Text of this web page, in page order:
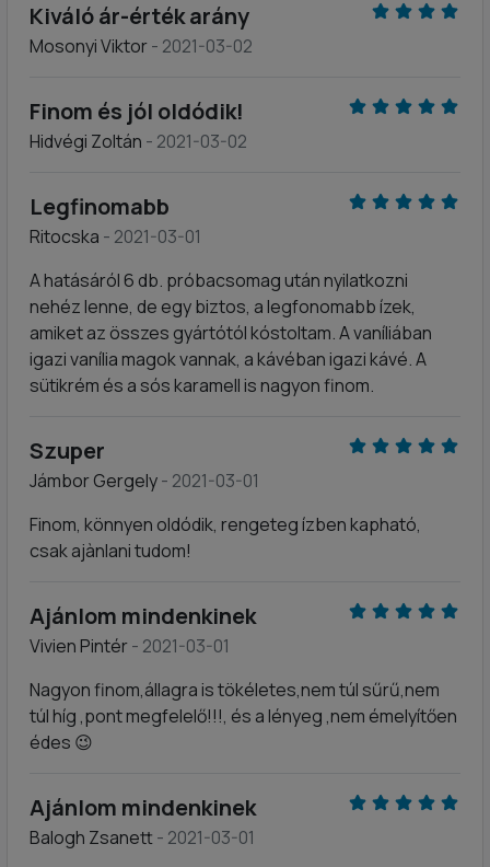
Kiváló ár-érték arány
Mosonyi Viktor- 2021-03-02
Finom és jól oldódik!
Hidvégi Zoltán - 2021-03-02
Legfinomabb
Ritocska - 2021-03-01
A hatásáról 6 db. próbacsomag után nyilatkozni
nehéz lenne, de egy biztos, a legfonomabb ízek,
amiket az összes gyártótól kóstoltam. A vaníliában
igazi vanília magok vannak, a kávéban igazi kávé. A
sütikrém és a sós karamell is nagyon finom.
Szuper
Jámbor Gergely- 2021-03-01
Finom, könnyen oldódik, rengeteg ízben kapható,
csak ajànlani tudom!
Ajánlom mindenkinek
Vivien Pintér- 2021-03-01
Nagyon finom,állagra is tökéletes,nem túl sűrű,nem
túl híg ,pont megfelelő!!!, és a lényeg ,nem émelyítően
édes 😉
Ajánlom mindenkinek
Balogh Zsanett- 2021-03-01